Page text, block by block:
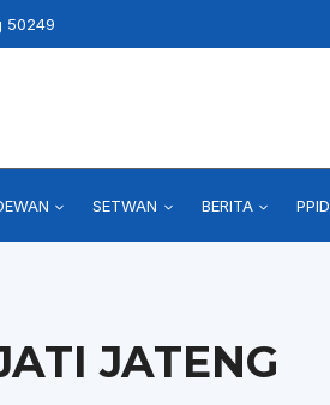
50249
SETWAN BERITA PPID
JATENG